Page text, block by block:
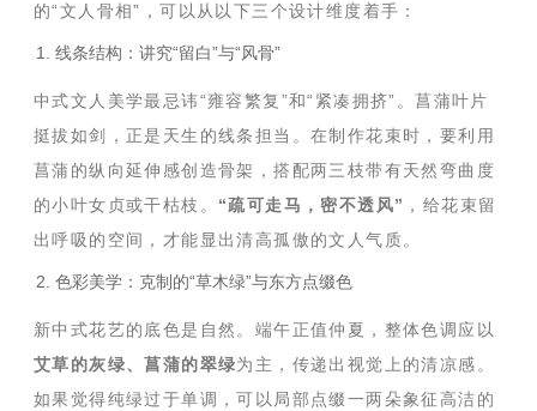
的“文人骨相”，可以从以下三个设计维度着手：
1. 线条结构：讲究“留白”与“风骨”
中式文人美学最忌讳“雍容繁复”和“紧凑拥挤”。菖蒲叶片
挺拔如剑，正是天生的线条担当。在制作花束时，要利用
菖蒲的纵向延伸感创造骨架，搭配两三枝带有天然弯曲度
的小叶女贞或干枯枝。 “疏可走马，密不透风” ，给花束留
出呼吸的空间，才能显出清高孤傲的文人气质。
2. 色彩美学：克制的“草木绿”与东方点缀色
新中式花艺的底色是自然。端午正值仲夏，整体色调应以
艾草的灰绿、菖蒲的翠绿为主，传递出视觉上的清凉感。
如果觉得纯绿过于单调，可以局部点缀一两朵象征高洁的